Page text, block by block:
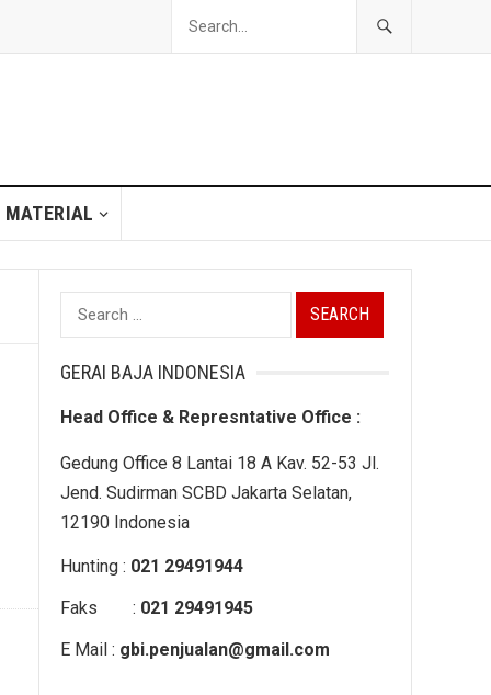
MATERIAL
Search
for:
GERAI BAJA INDONESIA
Head Office & Represntative Office :
Gedung Office 8 Lantai 18 A Kav. 52-53 Jl.
Jend. Sudirman SCBD Jakarta Selatan,
12190 Indonesia
Hunting : 021 29491944
Faks : 021 29491945
E Mail : gbi.penjualan@gmail.com